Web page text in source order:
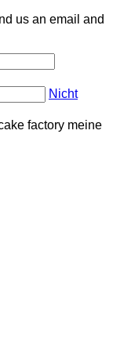
us an email and
Nicht
factory meine